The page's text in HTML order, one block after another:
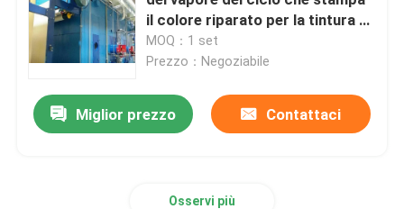
Macchina di Stenter dell'aria calda
macchina dello stenter del tessuto
il colore riparato per la tintura di
diffusione e reattiva
MOQ：1 set
Prezzo：Negoziabile
Miglior prezzo Contattaci
Osservi più